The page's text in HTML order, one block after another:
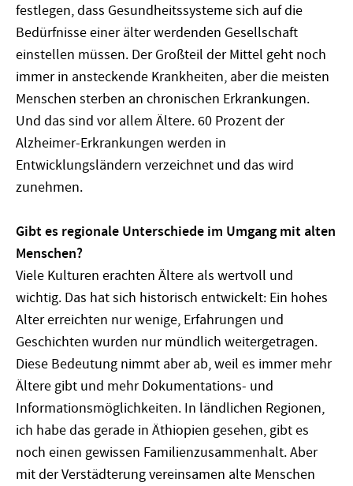
festlegen, dass Gesundheitssysteme sich auf die
Bedürfnisse einer älter werdenden Gesellschaft
einstellen müssen. Der Großteil der Mittel geht noch
immer in ansteckende Krankheiten, aber die meisten
Menschen sterben an chronischen Erkrankungen.
Und das sind vor allem Ältere. 60 Prozent der
Alzheimer-Erkrankungen werden in
Entwicklungsländern verzeichnet und das wird
zunehmen.
Gibt es regionale Unterschiede im Umgang mit alten
Menschen?
Viele Kulturen erachten Ältere als wertvoll und
wichtig. Das hat sich historisch entwickelt: Ein hohes
Alter erreichten nur wenige, Erfahrungen und
Geschichten wurden nur mündlich weitergetragen.
Diese Bedeutung nimmt aber ab, weil es immer mehr
Ältere gibt und mehr Dokumentations- und
Informationsmöglichkeiten. In ländlichen Regionen,
ich habe das gerade in Äthiopien gesehen, gibt es
noch einen gewissen Familienzusammenhalt. Aber
mit der Verstädterung vereinsamen alte Menschen